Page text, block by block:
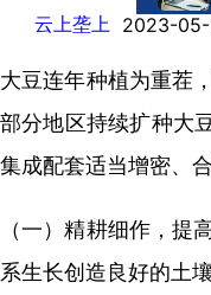
云上垄上 2023-05-
大豆连年种植为重茬
部分地区持续扩种大
集成配套适当增密、
（一）精耕细作，
系生长创造良好的土壤